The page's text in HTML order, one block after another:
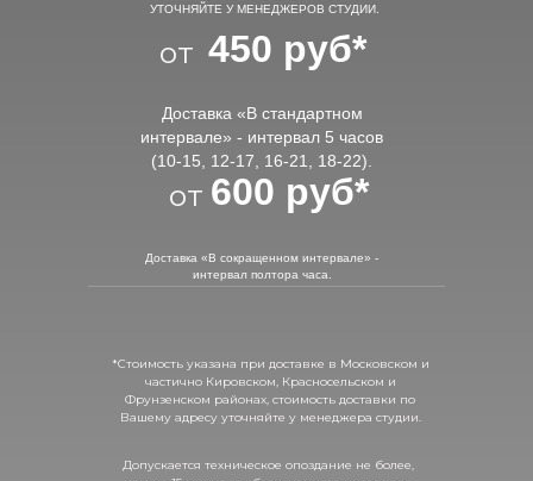
Доставка «В стандартном
интервале» - интервал 5 часов
(10-15, 12-17, 16-21, 18-22).
Доставка «В сокращенном интервале» -
интервал полтора часа.
450 руб*
600 руб*
УТОЧНЯЙТЕ У МЕНЕДЖЕРОВ СТУДИИ.
*Стоимость указана при доставке в Московском и
частично Кировском, Красносельском и
Фрунзенском районах, стоимость доставки по
Вашему адресу уточняйте у менеджера студии.
Допускается техническое опоздание не более,
от
от